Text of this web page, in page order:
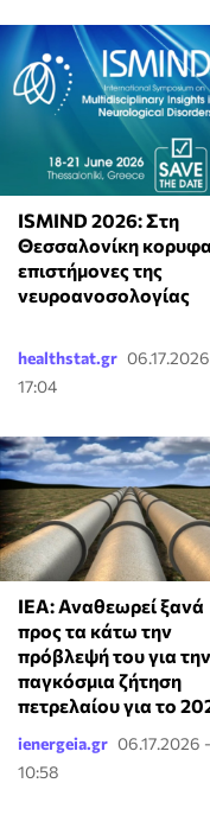
ISMIND 2026: Στη
Θεσσαλονίκη
επιστήμονες της
νευροανοσολογίας
healthstat.gr
17:04
ΙΕΑ: Αναθεωρεί ξανά
προς τα κάτω την
πρόβλεψή του για την
παγκόσμια ζήτηση
πετρελαίου για το
ienergeia.gr 06.17.2026 -
10:58